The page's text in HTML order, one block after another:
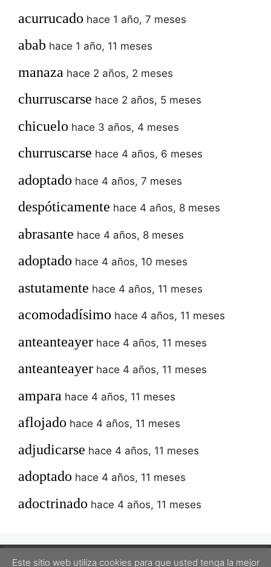
acurrucado hace 1 año, 7 meses
abab hace 1 año, 11 meses
manaza hace 2 años, 2 meses
churruscarse hace 2 años, 5 meses
chicuelo hace 3 años, 4 meses
churruscarse hace 4 años, 6 meses
adoptado hace 4 años, 7 meses
despóticamente hace 4 años, 8 meses
abrasante hace 4 años, 8 meses
adoptado hace 4 años, 10 meses
astutamente hace 4 años, 11 meses
acomodadísimo hace 4 años, 11 meses
anteanteayer hace 4 años, 11 meses
anteanteayer hace 4 años, 11 meses
ampara hace 4 años, 11 meses
aflojado hace 4 años, 11 meses
adjudicarse hace 4 años, 11 meses
adoptado hace 4 años, 11 meses
adoctrinado hace 4 años, 11 meses
Este sitio web utiliza cookies para que usted tenga la mejor